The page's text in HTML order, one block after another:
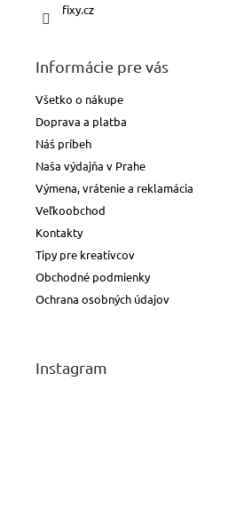
fixy.cz
Informácie pre vás
Všetko o nákupe
Doprava a platba
Náš príbeh
Naša výdajňa v Prahe
Výmena, vrátenie a reklamácia
Veľkoobchod
Kontakty
Tipy pre kreatívcov
Obchodné podmienky
Ochrana osobných údajov
Instagram